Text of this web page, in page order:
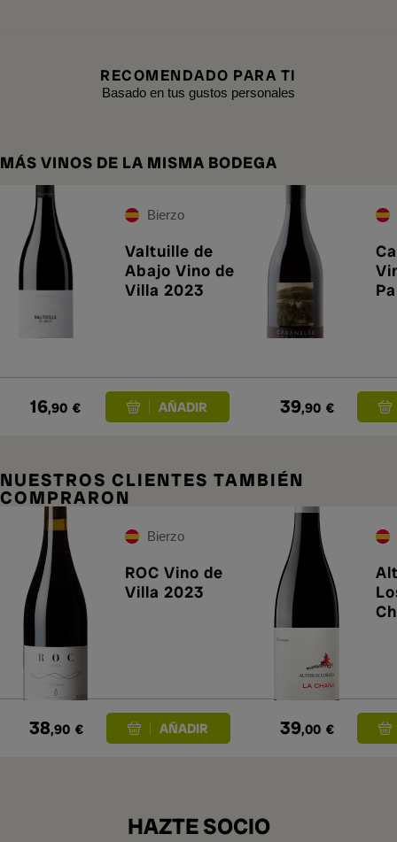
RECOMENDADO PARA TI
Basado en tus gustos personales
MÁS VINOS DE LA MISMA BODEGA
Bierzo
Valtuille de
Abajo Vino de
Villa 2023
16,90 € 39,90 €
NUESTROS CLIENTES TAMBIÉN
COMPRARON
Bierzo
ROC Vino de
Villa 2023
38,90 € 39,00 €
HAZTE SOCIO